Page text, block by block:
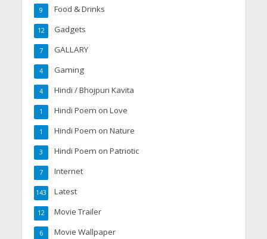
Food & Drinks
9
Gadgets
12
GALLARY
7
Gaming
4
Hindi / Bhojpuri Kavita
4
Hindi Poem on Love
1
Hindi Poem on Nature
1
Hindi Poem on Patriotic
3
Internet
7
Latest
143
Movie Trailer
12
Movie Wallpaper
6